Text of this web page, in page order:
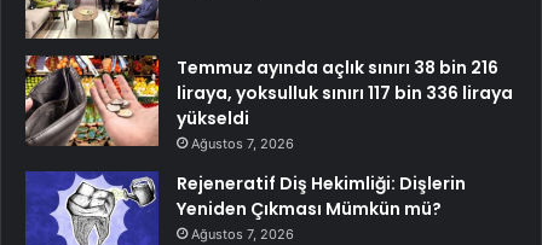
Temmuz ayında açlık sınırı 38 bin 216
liraya, yoksulluk sınırı 117 bin 336 liraya
yükseldi
Ağustos 7, 2026
Rejeneratif Diş Hekimliği: Dişlerin
Yeniden Çıkması Mümkün mü?
Ağustos 7, 2026